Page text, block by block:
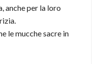
anche per la loro
le mucche sacre in